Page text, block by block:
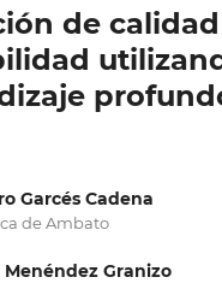
de
Garcés Cadena
de Ambato
Granizo